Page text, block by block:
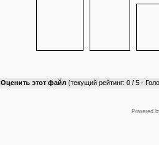
Оценить этот файл (текущий рейтинг: 0 / 5 -
Powered